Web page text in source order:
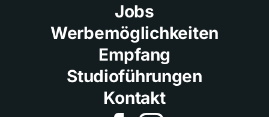
Jobs
Werbemöglichkeiten
Empfang
Studioführungen
Kontakt